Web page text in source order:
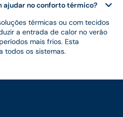
ajudar no conforto térmico?
térmicas ou com tecidos
a entrada de calor no verão
mais frios. Esta
todos os sistemas.